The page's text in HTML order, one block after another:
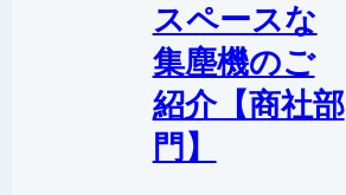
スペースな
集塵機のご
紹介【商社部
門】